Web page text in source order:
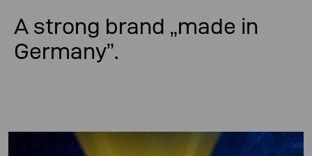
A strong brand „made in
Germany”.